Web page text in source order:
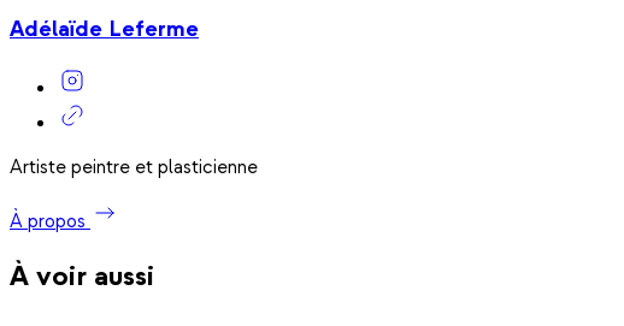
Adélaïde Leferme
Artiste peintre et plasticienne
À propos
À voir aussi